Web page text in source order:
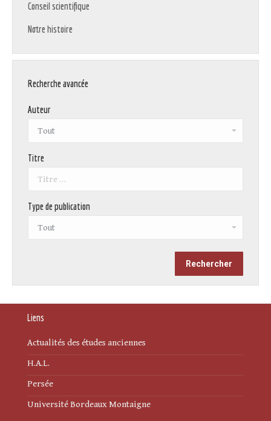
Conseil scientifique
Notre histoire
Recherche avancée
Auteur
Titre
Type de publication
Liens
Actualités des études anciennes
H.A.L.
Persée
Université Bordeaux Montaigne